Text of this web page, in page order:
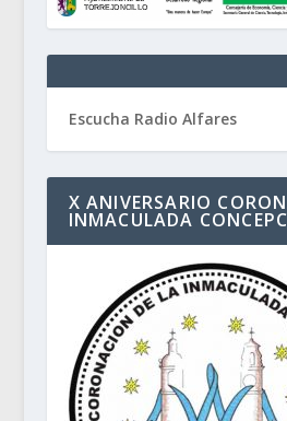
Escucha Radio Alfares
X ANIVERSARIO
INMACULADA